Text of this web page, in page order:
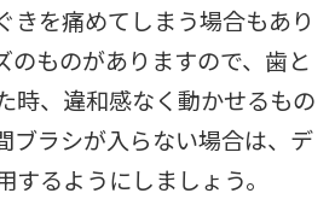
きを痛めてしまう場合もあり
のものがありますので、歯と
時、違和感なく動かせるもの
ブラシが入らない場合は、デ
するようにしましょう。